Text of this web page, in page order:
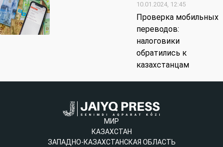
10.01.2024, 12:45
Проверка мобильных
переводов:
налоговики
обратились к
казахстанцам
МИР
КАЗАХСТАН
ЗАПАДНО-КАЗАХСТАНСКАЯ ОБЛАСТЬ